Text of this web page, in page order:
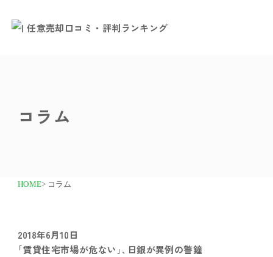
コラム
HOME> コラム
2018年6月10日
｢賃貸住宅市場が危ない｣､日銀が異例の警鐘